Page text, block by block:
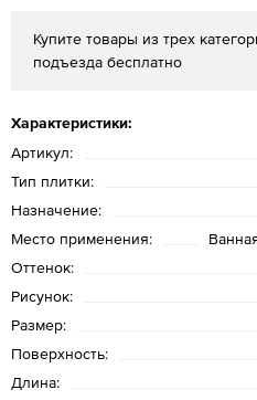
Купите товары из трех
подъезда бесплатно
Характеристики:
Артикул:
Тип плитки:
Назначение:
Место применения:
Оттенок:
Рисунок:
Размер:
Поверхность:
Длина: